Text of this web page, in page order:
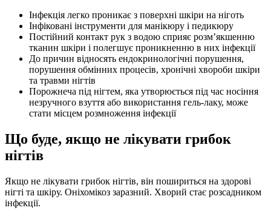
Інфекція легко проникає з поверхні шкіри на ніготь
Інфіковані інструменти для манікюру і педикюру
Постійний контакт рук з водою сприяє розм’якшенню
тканин шкіри і полегшує проникненню в них інфекції
До причин відносять ендокринологічні порушення,
порушення обмінних процесів, хронічні хвороби шкіри
та травми нігтів
Порожнеча під нігтем, яка утворюється під час носіння
незручного взуття або використання гель-лаку, може
стати місцем розмноження інфекції
Що буде, якщо не лікувати грибок
нігтів
Якщо не лікувати грибок нігтів, він пошириться на здорові
нігті та шкіру. Оніхомікоз заразний. Хворий стає розсадником
інфекції.